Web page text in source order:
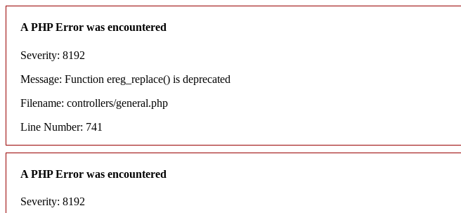
A PHP Error was encountered
Severity: 8192
Message: Function ereg_replace() is deprecated
Filename: controllers/general.php
Line Number: 741
A PHP Error was encountered
Severity: 8192